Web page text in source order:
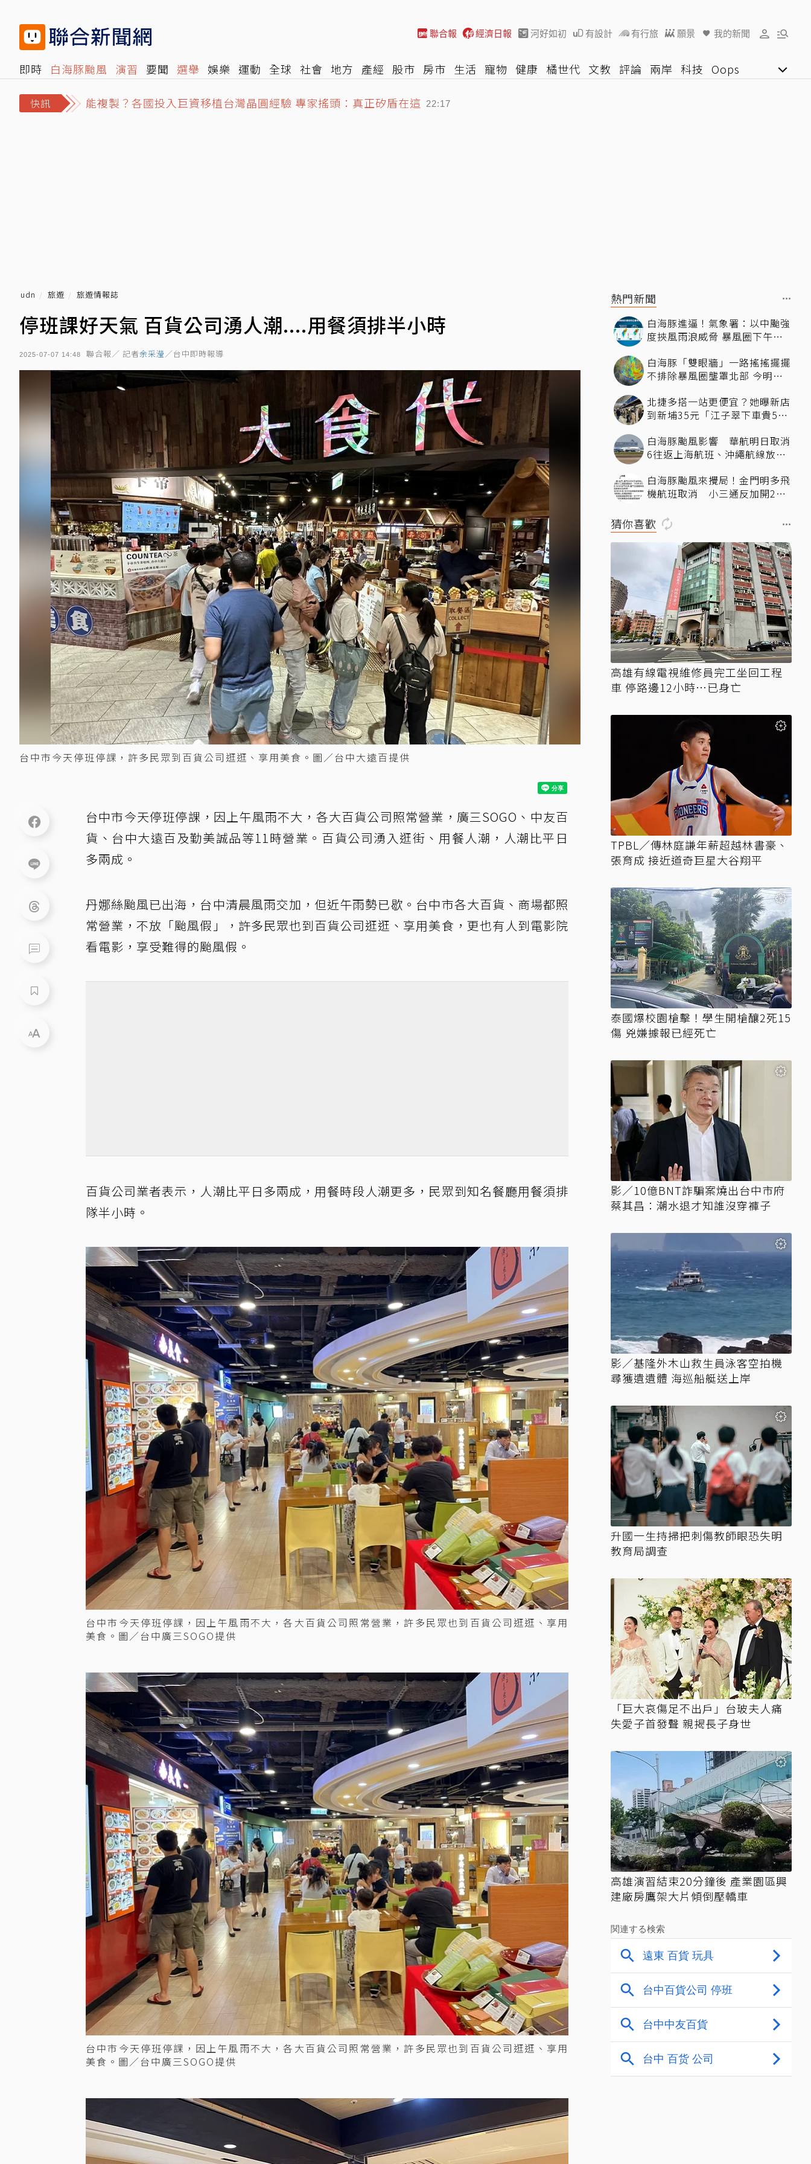
聯合報 經濟日報 河好如初 有設計 有行旅 願景 我的新聞
即時 白海豚颱風 演習 要聞 選舉 娛樂 運動 全球 社會 地方 產經 股市 房市 生活 寵物 健康 橘世代 文教 評論 兩岸 科技 Oops
快訊 能複製？各國投入巨資移植台灣晶圓經驗 專家搖頭：真正矽盾在這 22:17
udn 旅遊 旅遊情報誌
停班課好天氣 百貨公司湧人潮....用餐須排半小時
2025-07-07 14:48 聯合報／ 記者余采瀅／台中即時報導
台中市今天停班停課，許多民眾到百貨公司逛逛、享用美食。圖／台中大遠百提供
台中市今天停班停課，因上午風雨不大，各大百貨公司照常營業，廣三SOGO、中友百
貨、台中大遠百及勤美誠品等11時營業。百貨公司湧入逛街、用餐人潮，人潮比平日
多兩成。
丹娜絲颱風已出海，台中清晨風雨交加，但近午雨勢已歇。台中市各大百貨、商場都照
常營業，不放「颱風假」，許多民眾也到百貨公司逛逛、享用美食，更也有人到電影院
看電影，享受難得的颱風假。
百貨公司業者表示，人潮比平日多兩成，用餐時段人潮更多，民眾到知名餐廳用餐須排
隊半小時。
台中市今天停班停課，因上午風雨不大，各大百貨公司照常營業，許多民眾也到百貨公司逛逛、享用
美食。圖／台中廣三SOGO提供
台中市今天停班停課，因上午風雨不大，各大百貨公司照常營業，許多民眾也到百貨公司逛逛、享用
美食。圖／台中廣三SOGO提供
熱門新聞
白海豚進逼！氣象署：以中颱強
度挾風雨浪威脅 暴風圈下午影
白海豚「雙眼牆」一路搖搖擺擺
不排除暴風圈壟罩北部 今明最
北捷多搭一站更便宜？她曝新店
到新埔35元「江子翠下車貴5
白海豚颱風影響 華航明日取消
6往返上海航班、沖繩航線放大
白海豚颱風來攪局！金門明多飛
機航班取消 小三通反加開2班
猜你喜歡
高雄有線電視維修員完工坐回工程
車 停路邊12小時…已身亡
TPBL／傳林庭謙年薪超越林書豪、
張育成 接近道奇巨星大谷翔平
泰國爆校園槍擊！學生開槍釀2死15
傷 兇嫌據報已經死亡
影／10億BNT詐騙案燒出台中市府
蔡其昌：潮水退才知誰沒穿褲子
影／基隆外木山救生員泳客空拍機
尋獲遺遺體 海巡船艇送上岸
升國一生持掃把刺傷教師眼恐失明
教育局調查
「巨大哀傷足不出戶」台玻夫人痛
失愛子首發聲 親揭長子身世
高雄演習結束20分鐘後 產業園區興
建廠房鷹架大片傾倒壓轎車